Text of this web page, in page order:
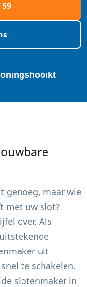
59
genoeg, maar wie
met uw slot?
over. Als
uit
te schakelen.
slotenmaker in